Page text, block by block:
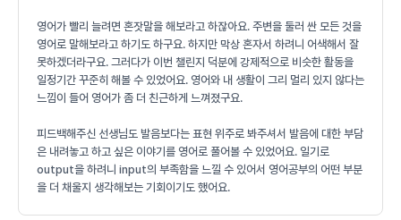
영어가 빨리 늘려면 혼잣말을 해보라고 하잖아요. 주변을 둘러 싼 모든 것을
영어로 말해보라고 하기도 하구요. 하지만 막상 혼자서 하려니 어색해서 잘
못하겠더라구요. 그러다가 이번 챌린지 덕분에 강제적으로 비슷한 활동을
일정기간 꾸준히 해볼 수 있었어요. 영어와 내 생활이 그리 멀리 있지 않다는
느낌이 들어 영어가 좀 더 친근하게 느껴졌구요.
피드백해주신 선생님도 발음보다는 표현 위주로 봐주셔서 발음에 대한 부담
은 내려놓고 하고 싶은 이야기를 영어로 풀어볼 수 있었어요. 일기로
output을 하려니 input의 부족함을 느낄 수 있어서 영어공부의 어떤 부분
을 더 채울지 생각해보는 기회이기도 했어요.